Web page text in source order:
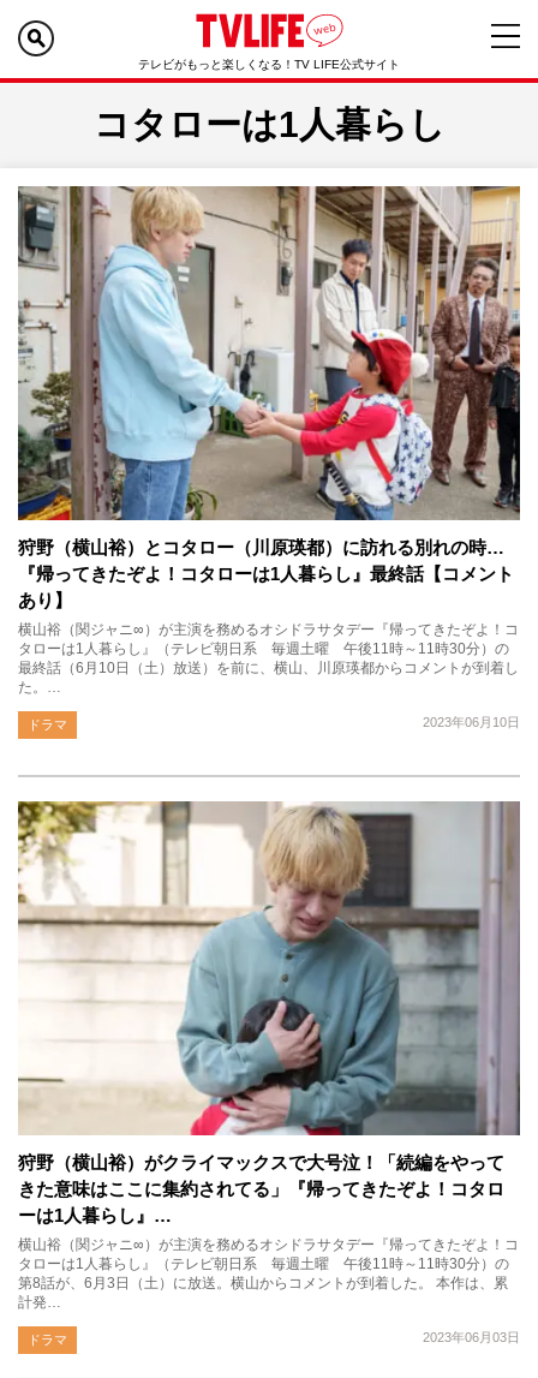
テレビがもっと楽しくなる！TV LIFE公式サイト
コタローは1人暮らし
狩野（横山裕）とコタロー（川原瑛都）に訪れる別れの時…
『帰ってきたぞよ！コタローは1人暮らし』最終話【コメント
あり】
横山裕（関ジャニ∞）が主演を務めるオシドラサタデー『帰ってきたぞよ！コ
タローは1人暮らし』（テレビ朝日系 毎週土曜 午後11時～11時30分）の
最終話（6月10日（土）放送）を前に、横山、川原瑛都からコメントが到着し
た。…
2023年06月10日
ドラマ
狩野（横山裕）がクライマックスで大号泣！「続編をやって
きた意味はここに集約されてる」『帰ってきたぞよ！コタロ
ーは1人暮らし』…
横山裕（関ジャニ∞）が主演を務めるオシドラサタデー『帰ってきたぞよ！コ
タローは1人暮らし』（テレビ朝日系 毎週土曜 午後11時～11時30分）の
第8話が、6月3日（土）に放送。横山からコメントが到着した。 本作は、累
計発…
2023年06月03日
ドラマ